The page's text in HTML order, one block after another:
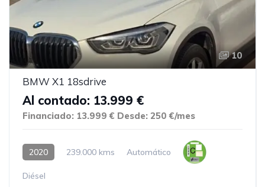
10
BMW X1 18sdrive
Al contado: 13.999 €
Financiado: 13.999 € Desde: 250 €/mes
2020 239.000 kms Automático
Diésel